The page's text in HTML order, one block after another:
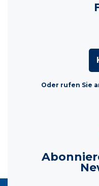
Oder rufen Sie